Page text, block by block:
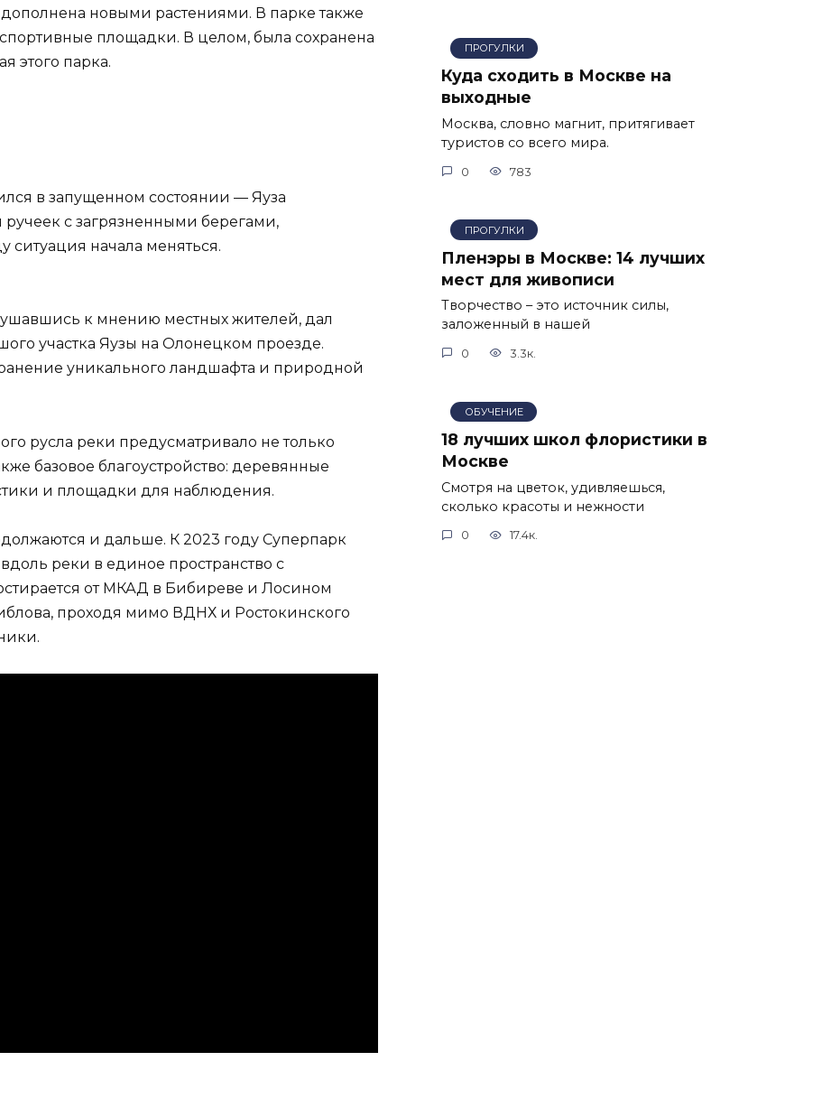
новыми растениями. В парке также
площадки. В целом, была сохранена
этого парка.
в запущенном состоянии — Яуза
с загрязненными берегами,
ситуация начала меняться.
к мнению местных жителей, дал
участка Яузы на Олонецком проезде.
уникального ландшафта и природной
русла реки предусматривало не только
базовое благоустройство: деревянные
и площадки для наблюдения.
и дальше. К 2023 году Суперпарк
реки в единое пространство с
от МКАД в Бибиреве и Лосином
проходя мимо ВДНХ и Ростокинского
ПРОГУЛКИ
Куда сходить в Москве на
выходные
Москва, словно магнит, притягивает
туристов со всего мира.
0 783
ПРОГУЛКИ
Пленэры в Москве: 14 лучших
мест для живописи
Творчество – это источник силы,
заложенный в нашей
0 3.3к.
ОБУЧЕНИЕ
18 лучших школ флористики в
Москве
Смотря на цветок, удивляешься,
сколько красоты и нежности
0 17.4к.